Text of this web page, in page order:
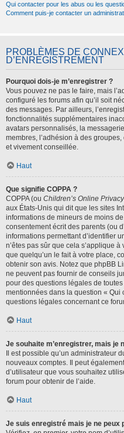
Qui contacter pour les abus ou les
Comment puis-je contacter un
PROBLÈMES DE
D’ENREGISTREMENT
Pourquoi dois-je m’enregistrer ?
Vous pouvez ne pas le faire, mais
configuré les forums afin qu’il soit
des messages. Par ailleurs,
fonctionnalités supplémentaires
avatars personnalisés, la
membres, l’adhésion à des
et vivement conseillée.
Haut
Que signifie COPPA ?
COPPA (ou Children’s Online
aux États-Unis qui dit que les sites
informations de mineurs de moins
consentement écrit des parents (ou
informations permettant d’identifier
n’êtes pas sûr que cela s’applique
que quelqu’un le fait à votre place,
obtenir son avis. Notez que phpBB
ne peuvent pas fournir de conseils
pour des questions légales de
mentionnées dans la question « Qui
questions légales concernant ce
Haut
Je souhaite m’enregistrer, mais je
Il est possible qu’un administrateur
nouveaux comptes. Il peut
d’utilisateur que vous souhaitez
forum pour obtenir de l’aide.
Haut
Je suis enregistré mais je ne peux